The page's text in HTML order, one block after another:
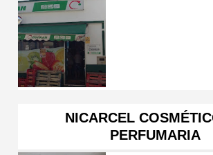
NICARCEL
PERFUMARIA